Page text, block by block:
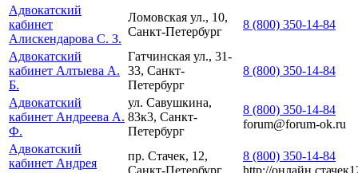
Адвокатский
кабинет
Алискендарова С. З.
Ломовская ул., 10,
Санкт-Петербург
8 (800) 350-14-84
Адвокатский
кабинет Алтыева А.
Б.
Гатчинская ул., 31-
33, Санкт-
Петербург
8 (800) 350-14-84
Адвокатский
кабинет Андреева А.
Ф.
ул. Савушкина,
83к3, Санкт-
Петербург
8 (800) 350-14-84
forum@forum-ok.ru
Адвокатский
кабинет Андрея
пр. Стачек, 12,
Санкт-Петербург
8 (800) 350-14-84
http://